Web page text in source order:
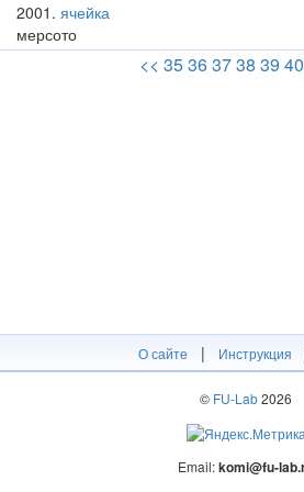
2001 ячейка
мерсото
<< 35363738 39 40
О сайте | Инструкция
© FU-Lab2026
Email:komi@fu-